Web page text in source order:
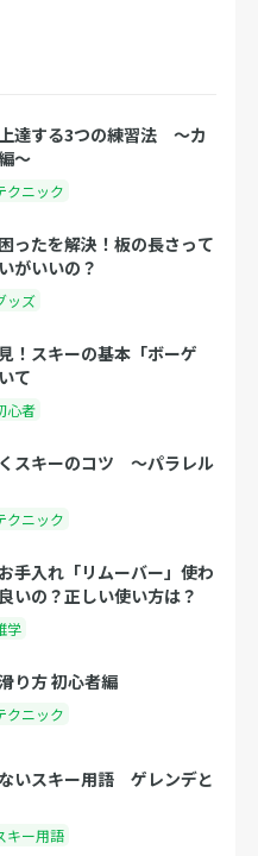
達する3つの練習法 〜カ
〜
クニック
ったを解決！板の長さって
がいいの？
ッズ
！スキーの基本「ボーゲ
て
心者
スキーのコツ 〜パラレル
クニック
手入れ「リムーバー」使わ
いの？正しい使い方は？
学
り方 初心者編
クニック
いスキー用語 ゲレンデと
キー用語